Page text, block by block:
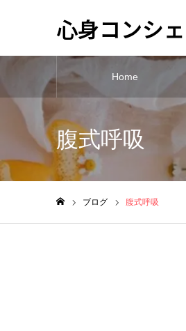
心身コンシ
Home
腹式呼吸
ブログ 腹式呼吸